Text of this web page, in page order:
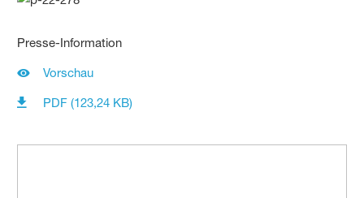
Presse-Information
Vorschau
PDF (123,24 KB)